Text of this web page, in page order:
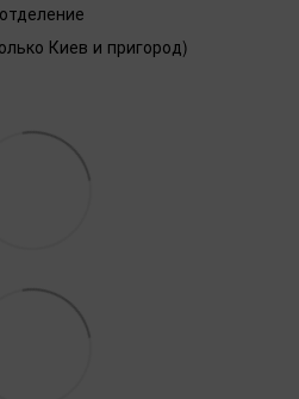
Киев и пригород)